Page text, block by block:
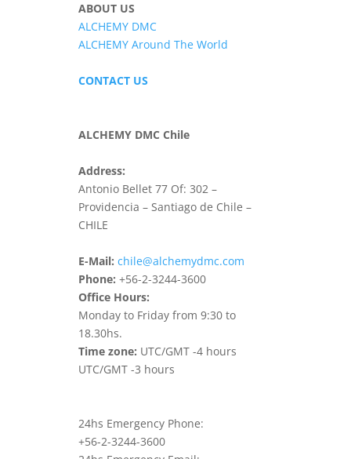
ABOUT US
ALCHEMY DMC
ALCHEMY Around The World
CONTACT US
ALCHEMY DMC Chile
Address:
Antonio Bellet 77 Of: 302 –
Providencia – Santiago de Chile –
CHILE
E-Mail: chile@alchemydmc.com
Phone: +56-2-3244-3600
Office Hours:
Monday to Friday from 9:30 to
18.30hs.
Time zone: UTC/GMT -4 hours
UTC/GMT -3 hours
24hs Emergency Phone:
+56-2-3244-3600